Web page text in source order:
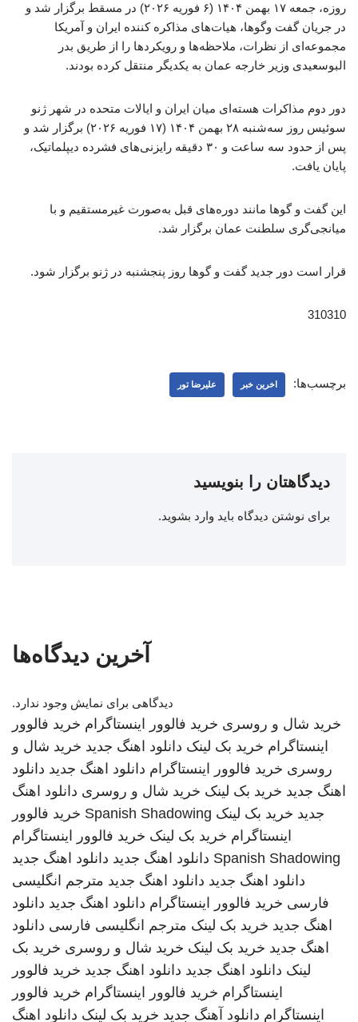
روزه، جمعه ۱۷ بهمن ۱۴۰۴ (۶ فوریه ۲۰۲۶) در مسقط برگزار شد و
در جریان گفت‌ وگوها، هیات‌های مذاکره کننده ایران و آمریکا
مجموعه‌ای از نظرات، ملاحظه‌ها و رویکردها را از طریق بدر
البوسعیدی وزیر خارجه عمان به یکدیگر منتقل کرده بودند.
دور دوم مذاکرات هسته‌ای میان ایران و ایالات متحده در شهر ژنو
سوئیس روز سه‌شنبه ۲۸ بهمن ۱۴۰۴ (۱۷ فوریه ۲۰۲۶) برگزار شد و
پس از حدود سه ساعت و ۳۰ دقیقه رایزنی‌های فشرده دیپلماتیک،
پایان یافت.
این گفت و گوها مانند دوره‌های قبل به‌صورت غیرمستقیم و با
میانجی‌گری سلطنت عمان برگزار شد.
قرار است دور جدید گفت و گوها روز پنجشنبه در ژنو برگزار شود.
310310
برچسب‌ها: اخرین خبر علیرضا تور
دیدگاهتان را بنویسید
برای نوشتن دیدگاه باید وارد بشوید.
آخرین دیدگاه‌ها
دیدگاهی برای نمایش وجود ندارد.
خرید شال و روسری خرید فالوور اینستاگرام خرید فالوور
اینستاگرام خرید بک لینک دانلود اهنگ جدید خرید شال و
روسری خرید فالوور اینستاگرام دانلود اهنگ جدید دانلود
اهنگ جدید خرید بک لینک خرید شال و روسری دانلود اهنگ
جدید خرید بک لینک Spanish Shadowing خرید فالوور
اینستاگرام خرید بک لینک خرید فالوور اینستاگرام
Spanish Shadowing دانلود اهنگ جدید دانلود اهنگ جدید
دانلود اهنگ جدید دانلود اهنگ جدید مترجم انگلیسی
فارسی خرید فالوور اینستاگرام دانلود اهنگ جدید دانلود
اهنگ جدید خرید بک لینک مترجم انگلیسی فارسی دانلود
اهنگ جدید خرید بک لینک خرید شال و روسری خرید بک
لینک دانلود اهنگ جدید دانلود اهنگ جدید خرید فالوور
اینستاگرام خرید فالوور اینستاگرام خرید فالوور
اینستاگرام دانلود آهنگ جدید خرید بک لینک دانلود اهنگ